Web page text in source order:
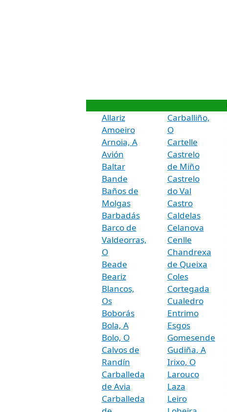
Allariz
Amoeiro
Arnoia, A
Avión
Baltar
Bande
Baños de
Molgas
Barbadás
Barco de
Valdeorras,
O
Beade
Beariz
Blancos,
Os
Boborás
Bola, A
Bolo, O
Calvos de
Randín
Carballeda
de Avia
Carballeda
Carballiño,
O
Cartelle
Castrelo
de Miño
Castrelo
do Val
Castro
Caldelas
Celanova
Cenlle
Chandrexa
de Queixa
Coles
Cortegada
Cualedro
Entrimo
Esgos
Gomesende
Gudiña, A
Irixo, O
Larouco
Laza
Leiro